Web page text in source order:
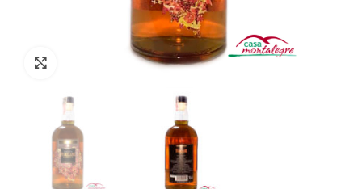
Clique para ampliar